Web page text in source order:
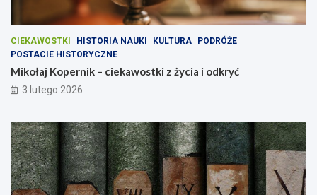
CIEKAWOSTKI HISTORIA NAUKI KULTURA
PODRÓŻE
POSTACIE HISTORYCZNE
Mikołaj Kopernik – ciekawostki z życia i odkryć
3 lutego 2026